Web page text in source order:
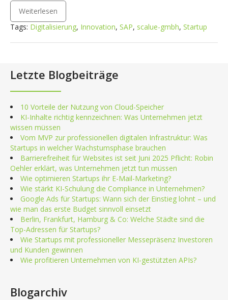
Weiterlesen
Tags: Digitalisierung, Innovation, SAP, scalue-gmbh, Startup
Letzte Blogbeiträge
10 Vorteile der Nutzung von Cloud-Speicher
KI-Inhalte richtig kennzeichnen: Was Unternehmen jetzt
wissen müssen
Vom MVP zur professionellen digitalen Infrastruktur: Was
Startups in welcher Wachstumsphase brauchen
Barrierefreiheit für Websites ist seit Juni 2025 Pflicht: Robin
Oehler erklärt, was Unternehmen jetzt tun müssen
Wie optimieren Startups ihr E-Mail-Marketing?
Wie stärkt KI-Schulung die Compliance in Unternehmen?
Google Ads für Startups: Wann sich der Einstieg lohnt – und
wie man das erste Budget sinnvoll einsetzt
Berlin, Frankfurt, Hamburg & Co: Welche Städte sind die
Top-Adressen für Startups?
Wie Startups mit professioneller Messepräsenz Investoren
und Kunden gewinnen
Wie profitieren Unternehmen von KI-gestützten APIs?
Blogarchiv